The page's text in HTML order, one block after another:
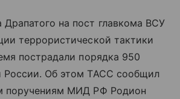
на пост главкома ВСУ
террористической тактики
пострадали порядка 950
России. Об этом ТАСС сообщил
поручениям МИД РФ Родион